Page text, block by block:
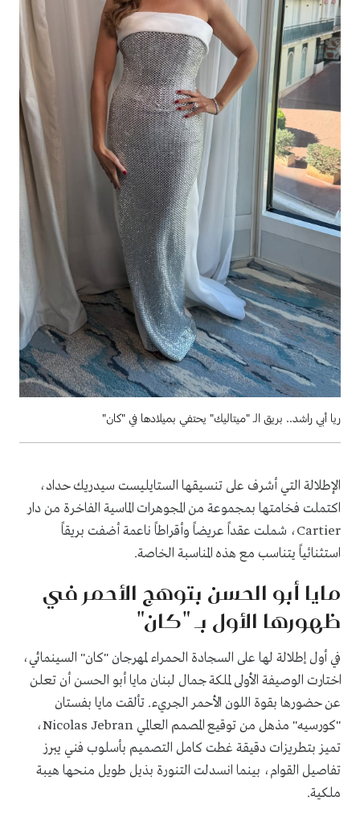
ريا أبي راشد.. بريق الـ "ميتاليك" يحتفي بميلادها في "كان"
الإطلالة التي أشرف على تنسيقها الستايليست سيدريك حداد،
اكتملت فخامتها بمجموعة من المجوهرات الماسية الفاخرة من دار
Cartier، شملت عقداً عريضاً وأقراطاً ناعمة أضفت بريقاً
استثنائياً يتناسب مع هذه المناسبة الخاصة.
مايا أبو الحسن بتوهج الأحمر في
ظهورها الأول بـ "كان"
في أول إطلالة لها على السجادة الحمراء لمهرجان "كان" السينمائي،
اختارت الوصيفة الأولى لملكة جمال لبنان مايا أبو الحسن أن تعلن
عن حضورها بقوة اللون الأحمر الجريء. تألقت مايا بفستان
"كورسيه" مذهل من توقيع المصمم العالمي Nicolas Jebran،
تميز بتطريزات دقيقة غطت كامل التصميم بأسلوب فني يبرز
تفاصيل القوام، بينما انسدلت التنورة بذيل طويل منحها هيبة
ملكية.